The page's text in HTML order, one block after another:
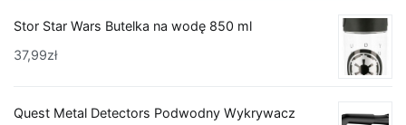
Stor Star Wars Butelka na wodę 850 ml
37,99zł
Quest Metal Detectors Podwodny Wykrywacz